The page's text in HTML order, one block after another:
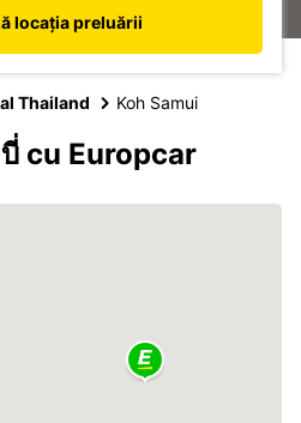
locația preluării
Thailand Koh Samui
cu Europcar